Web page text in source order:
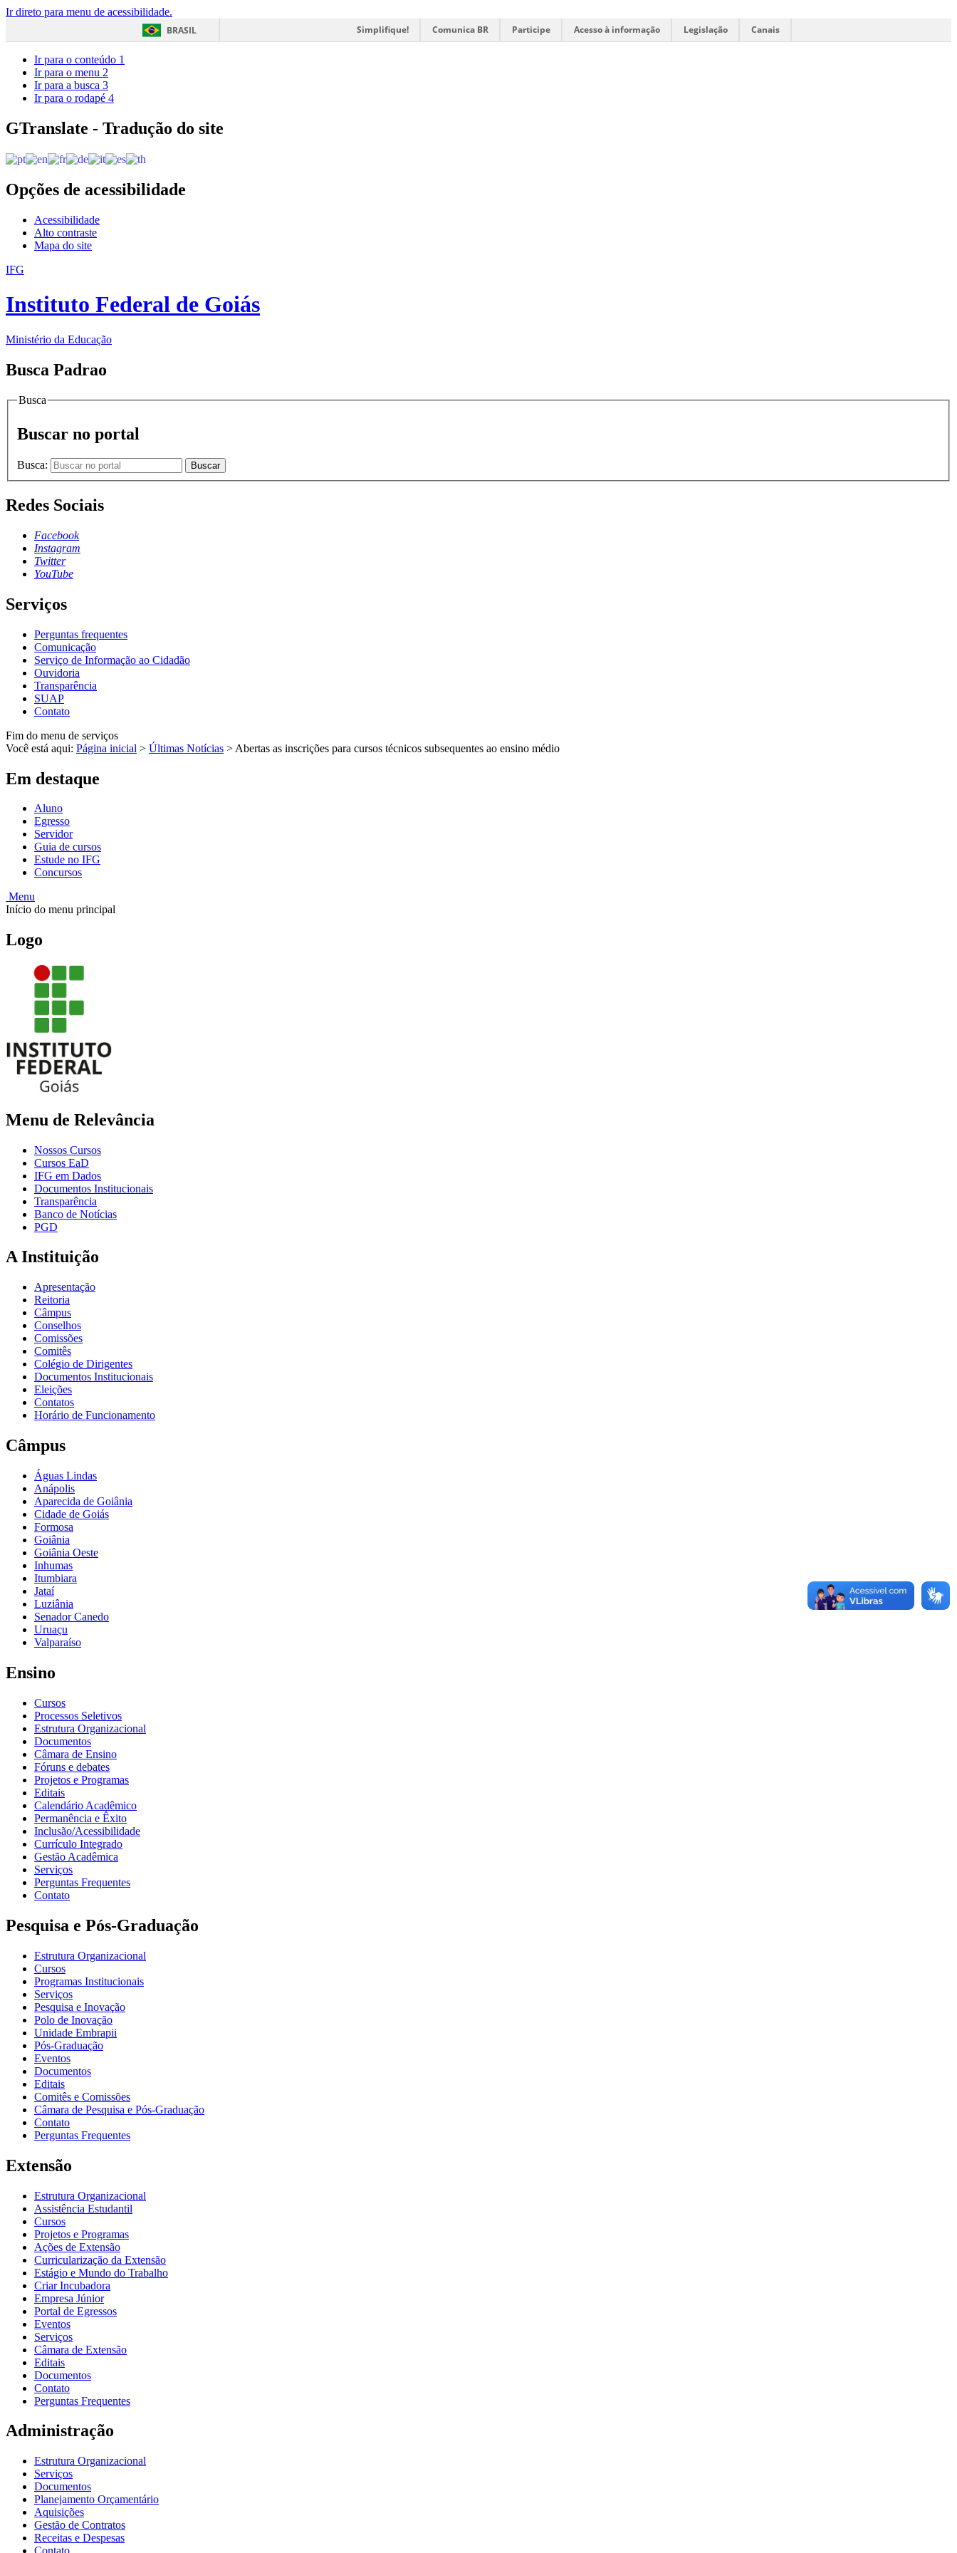
Ir direto para menu de acessibilidade.
BRASIL
Simplifique! Comunica BR Participe Acesso à informação Legislação Canais
Ir para o conteúdo 1
Ir para o menu 2
Ir para a busca 3
Ir para o rodapé 4
GTranslate - Tradução do site
Opções de acessibilidade
Acessibilidade
Alto contraste
Mapa do site
IFG
Instituto Federal de Goiás
Ministério da Educação
Busca Padrao
Busca
Buscar no portal
Busca: Buscar
Redes Sociais
Facebook
Instagram
Twitter
YouTube
Serviços
Perguntas frequentes
Comunicação
Serviço de Informação ao Cidadão
Ouvidoria
Transparência
SUAP
Contato
Fim do menu de serviços
Você está aqui: Página inicial > Últimas Notícias > Abertas as inscrições para cursos técnicos subsequentes ao ensino médio
Em destaque
Aluno
Egresso
Servidor
Guia de cursos
Estude no IFG
Concursos
Menu
Início do menu principal
Logo
Menu de Relevância
Nossos Cursos
Cursos EaD
IFG em Dados
Documentos Institucionais
Transparência
Banco de Notícias
PGD
A Instituição
Apresentação
Reitoria
Câmpus
Conselhos
Comissões
Comitês
Colégio de Dirigentes
Documentos Institucionais
Eleições
Contatos
Horário de Funcionamento
Câmpus
Águas Lindas
Anápolis
Aparecida de Goiânia
Cidade de Goiás
Formosa
Goiânia
Goiânia Oeste
Inhumas
Itumbiara
Jataí
Luziânia
Senador Canedo
Uruaçu
Valparaíso
Ensino
Cursos
Processos Seletivos
Estrutura Organizacional
Documentos
Câmara de Ensino
Fóruns e debates
Projetos e Programas
Editais
Calendário Acadêmico
Permanência e Êxito
Inclusão/Acessibilidade
Currículo Integrado
Gestão Acadêmica
Serviços
Perguntas Frequentes
Contato
Pesquisa e Pós-Graduação
Estrutura Organizacional
Cursos
Programas Institucionais
Serviços
Pesquisa e Inovação
Polo de Inovação
Unidade Embrapii
Pós-Graduação
Eventos
Documentos
Editais
Comitês e Comissões
Câmara de Pesquisa e Pós-Graduação
Contato
Perguntas Frequentes
Extensão
Estrutura Organizacional
Assistência Estudantil
Cursos
Projetos e Programas
Ações de Extensão
Curricularização da Extensão
Estágio e Mundo do Trabalho
Criar Incubadora
Empresa Júnior
Portal de Egressos
Eventos
Serviços
Câmara de Extensão
Editais
Documentos
Contato
Perguntas Frequentes
Administração
Estrutura Organizacional
Serviços
Documentos
Planejamento Orçamentário
Aquisições
Gestão de Contratos
Receitas e Despesas